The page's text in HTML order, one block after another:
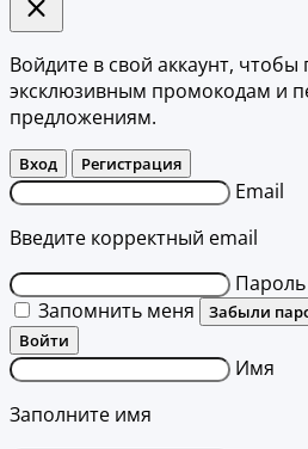
Войдите в свой аккаунт, чтобы
эксклюзивным промокодам и
предложениям.
Вход Регистрация
Email
Введите корректный email
Пароль
Запомнить меня
Забыли
Войти
Имя
Заполните имя